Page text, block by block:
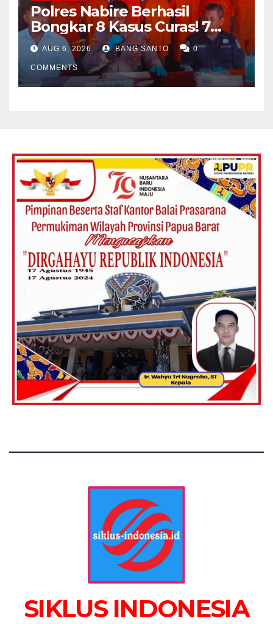
Polres Nabire Berhasil
Bongkar 8 Kasus Curas! 7
Pelaku Ditangkap, 62 Motor
Kembali Diamankan
AUG 6, 2026 BANG SANTO 0
COMMENTS
SIKLUS INDONESIA